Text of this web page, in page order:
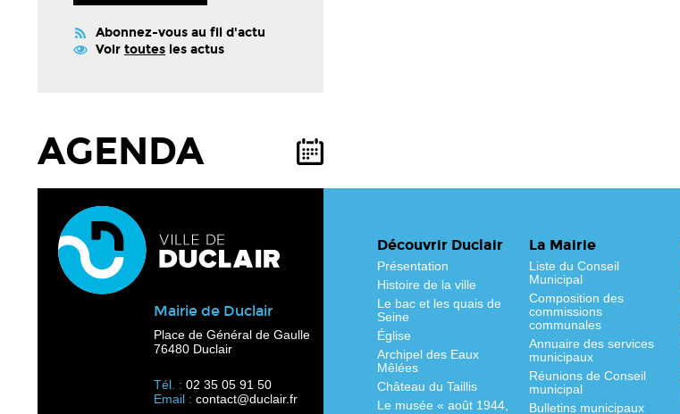
Abonnez-vous au fil d'actu
Voir toutes les actus
AGENDA
Mairie de Duclair
Place de Général de Gaulle
76480 Duclair
Tél. : 02 35 05 91 50
Email : contact@duclair.fr
Découvrir Duclair
Présentation
Histoire de la ville
Le bac et les quais de
Seine
Église
Archipel des Eaux
Mêlées
Château du Taillis
Le musée « août 1944,
La Mairie
Liste du Conseil
Municipal
Composition des
commissions
communales
Annuaire des services
municipaux
Réunions de Conseil
municipal
Bulletins municipaux